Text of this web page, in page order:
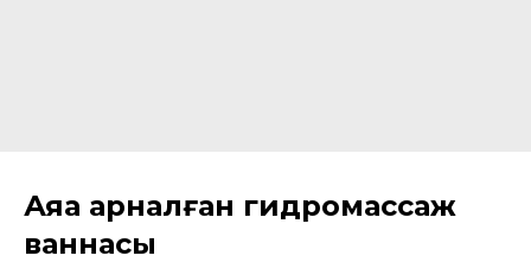
Аяққа арналған гидромассаж
ваннасы